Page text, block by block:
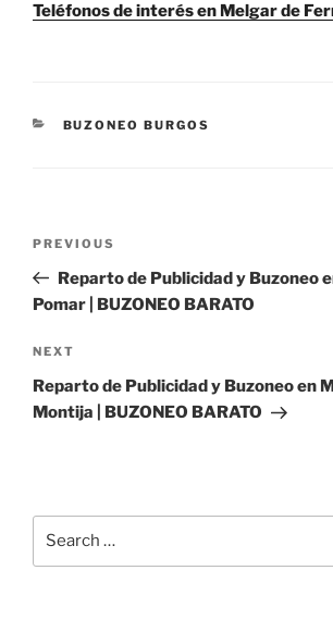
Teléfonos de interés en Melgar de
CATEGORIES
BUZONEO BURGOS
Previous
Post
PREVIOUS
Reparto de Publicidad y Buzoneo
Pomar | BUZONEO BARATO
Next
Post
NEXT
Reparto de Publicidad y Buzoneo en
Montija | BUZONEO BARATO